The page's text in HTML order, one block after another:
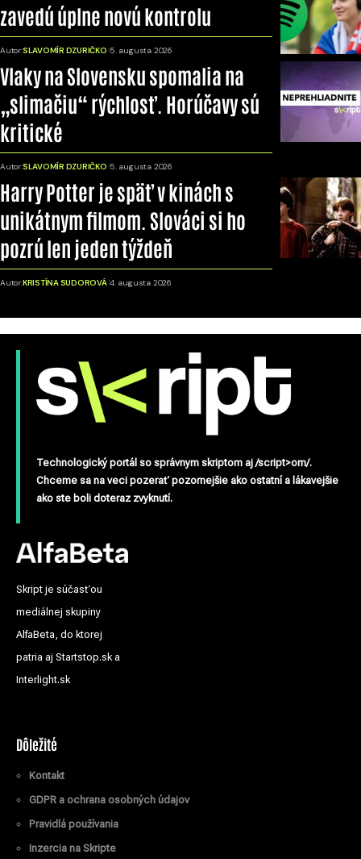
zavedú úplne novú kontrolu
Autor:SLAVOMÍR DZURIČKO 5. augusta 2026
Vlaky na Slovensku spomalia na
„slimačiu“ rýchlosť. Horúčavy sú
kritické
Autor:SLAVOMÍR DZURIČKO 5. augusta 2026
Harry Potter je späť v kinách s
unikátnym filmom. Slováci si ho
pozrú len jeden týždeň
Autor:KRISTÍNA SUDOROVÁ 4. augusta 2026
Technologický portál so správnym skriptom aj /script>om/.
Chceme sa na veci pozerať pozornejšie ako ostatní a lákavejšie
ako ste boli doteraz zvyknutí.
Skript je súčasťou
mediálnej skupiny
AlfaBeta, do ktorej
patria aj Startstop.sk a
Interlight.sk
Dôležité
Kontakt
GDPR a ochrana osobných údajov
Pravidlá používania
Inzercia na Skripte